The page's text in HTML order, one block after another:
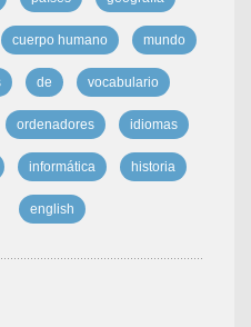
cuerpo humano mundo
de vocabulario
ordenadores idiomas
informática historia
english